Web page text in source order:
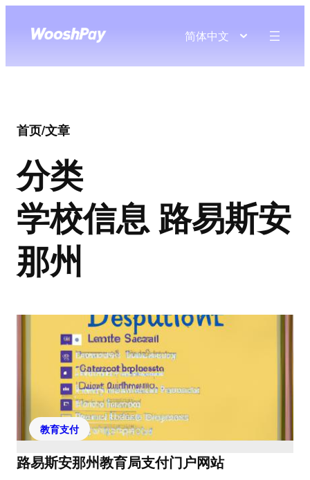
简体中文
首页/文章
分类
学校信息 路易斯安
那州
教育支付
路易斯安那州教育局支付门户网站